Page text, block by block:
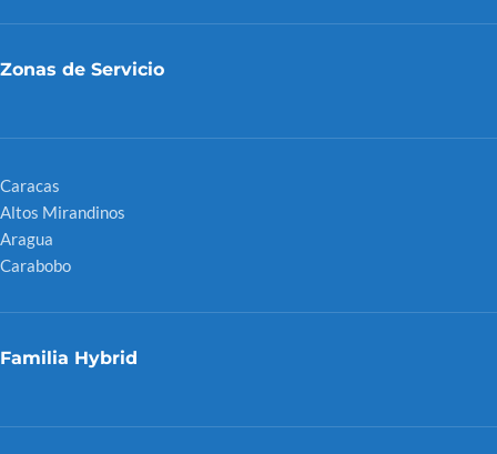
Zonas de Servicio
Caracas
Altos Mirandinos
Aragua
Carabobo
Familia Hybrid